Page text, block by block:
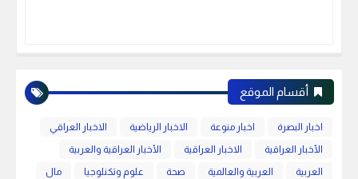
أقسام الموقع
اخبار البصرة اخبار منوعة الاخبار الرياضية
الاخبار العراقي
الأخبار العراقية
الاخبار العراقية
الأخبار العراقية والعربية
العربية
العربية والعالمية صحة علوم وتكنلوجيا
مال